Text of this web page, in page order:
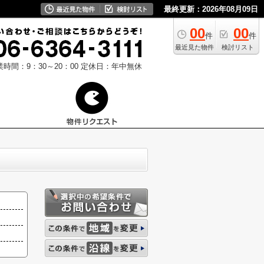
最終更新：2026年08月09日
00件
最近見た物件
00件
検討リスト
時間：9：30～20：00 定休日：年中無休